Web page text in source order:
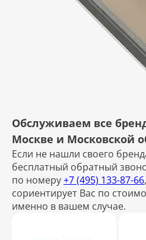
Обслуживаем все
Москве и Московской
Если не нашли своего
бесплатный обратный
по номеру+7 (495) 133-87-66
сориентирует Вас по
именно в вашем случае.